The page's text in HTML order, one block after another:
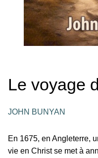
Le voyage
JOHN BUNYAN
En 1675, en Angleterre,
vie en Christ se met à